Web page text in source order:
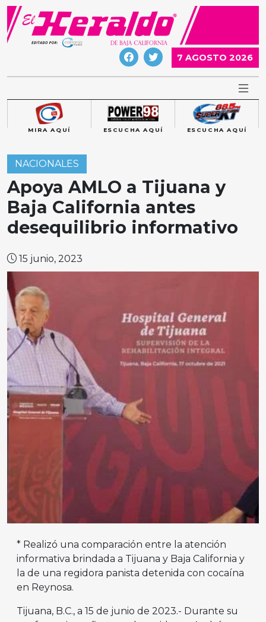
Skip
content
7 AGOSTO 2026
MIRA AQUÍ ESCUCHA AQUÍ ESCUCHA AQUÍ
NACIONALES
Apoya AMLO a Tijuana y
Baja California antes
desequilibrio informativo
15 junio, 2023
* Realizó una comparación entre la atención
informativa brindada a Tijuana y Baja California y
la de una regidora panista detenida con cocaína
en Reynosa.
Tijuana, B.C., a 15 de junio de 2023.- Durante su